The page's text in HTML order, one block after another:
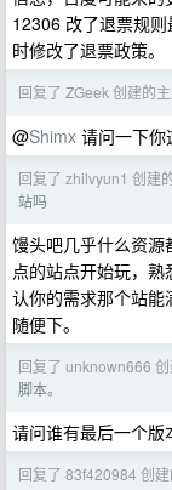
12306 改了退票规
时修改了退票政策。
回复了 ZGeek 创建的
@Shimx 请问一下你
回复了 zhilvyun1 创建
站吗
馒头吧几乎什么资
点的站点开始玩，
认你的需求那个站
随便下。
回复了 unknown666
脚本。
请问谁有最后一个版
回复了 83f420984 创